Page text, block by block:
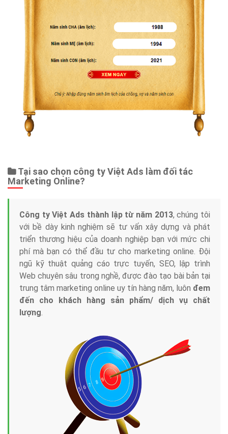
Dịch vụ liên quan
Other Ads
Quảng Cáo Google
App
Tại sao chọn công ty Việt Ads làm đối tác
Marketing Online?